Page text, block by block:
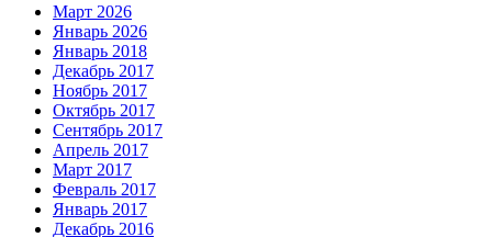
Март 2026
Январь 2026
Январь 2018
Декабрь 2017
Ноябрь 2017
Октябрь 2017
Сентябрь 2017
Апрель 2017
Март 2017
Февраль 2017
Январь 2017
Декабрь 2016